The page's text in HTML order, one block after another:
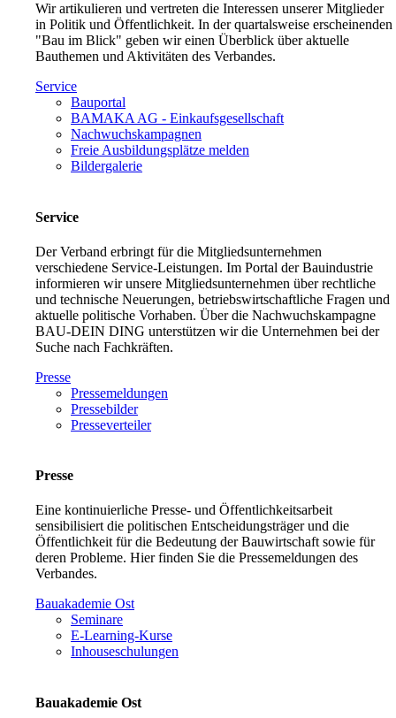
Wir artikulieren und vertreten die Interessen unserer Mitglieder
in Politik und Öffentlichkeit. In der quartalsweise erscheinenden
"Bau im Blick" geben wir einen Überblick über aktuelle
Bauthemen und Aktivitäten des Verbandes.
Service
Bauportal
BAMAKA AG - Einkaufsgesellschaft
Nachwuchskampagnen
Freie Ausbildungsplätze melden
Bildergalerie
Service
Der Verband erbringt für die Mitgliedsunternehmen
verschiedene Service-Leistungen. Im Portal der Bauindustrie
informieren wir unsere Mitgliedsunternehmen über rechtliche
und technische Neuerungen, betriebswirtschaftliche Fragen und
aktuelle politische Vorhaben. Über die Nachwuchskampagne
BAU-DEIN DING unterstützen wir die Unternehmen bei der
Suche nach Fachkräften.
Presse
Pressemeldungen
Pressebilder
Presseverteiler
Presse
Eine kontinuierliche Presse- und Öffentlichkeitsarbeit
sensibilisiert die politischen Entscheidungsträger und die
Öffentlichkeit für die Bedeutung der Bauwirtschaft sowie für
deren Probleme. Hier finden Sie die Pressemeldungen des
Verbandes.
Bauakademie Ost
Seminare
E-Learning-Kurse
Inhouseschulungen
Bauakademie Ost